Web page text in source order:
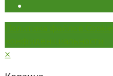
Политика файлов Cookie
конфиденциальности
×